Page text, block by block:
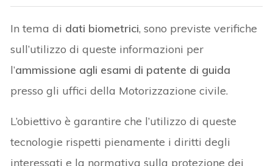
In tema di dati biometrici, sono previste verifiche
sull’utilizzo di queste informazioni per
l’ammissione agli esami di patente di guida
presso gli uffici della Motorizzazione civile.
L’obiettivo è garantire che l’utilizzo di queste
tecnologie rispetti pienamente i diritti degli
interessati e la normativa sulla protezione dei